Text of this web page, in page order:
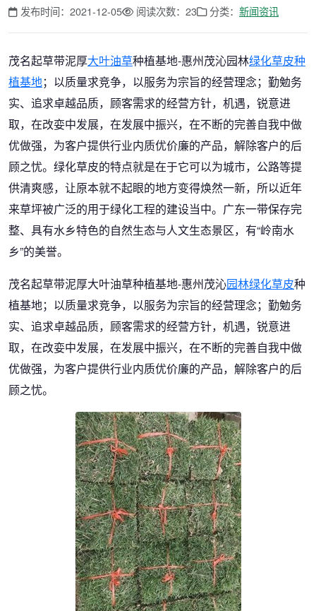
发布时间：2021-12-05 阅读次数：23 分类： 新闻资讯
茂名起草带泥厚大叶油草种植基地-惠州茂沁园林绿化草皮种
植基地；以质量求竞争，以服务为宗旨的经营理念；勤勉务
实、追求卓越品质，顾客需求的经营方针，机遇，锐意进
取，在改娈中发展，在发展中振兴，在不断的完善自我中做
优做强，为客户提供行业内质优价廉的产品，解除客户的后
顾之忧。绿化草皮的特点就是在于它可以为城市，公路等提
供清爽感，让原本就不起眼的地方变得焕然一新，所以近年
来草坪被广泛的用于绿化工程的建设当中。广东一带保存完
整、具有水乡特色的自然生态与人文生态景区，有“岭南水
乡”的美誉。
茂名起草带泥厚大叶油草种植基地-惠州茂沁园林绿化草皮种
植基地；以质量求竞争，以服务为宗旨的经营理念；勤勉务
实、追求卓越品质，顾客需求的经营方针，机遇，锐意进
取，在改娈中发展，在发展中振兴，在不断的完善自我中做
优做强，为客户提供行业内质优价廉的产品，解除客户的后
顾之忧。